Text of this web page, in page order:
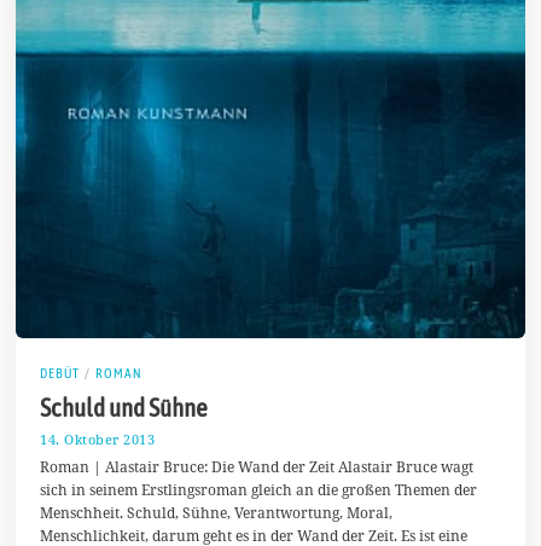
DEBÜT / ROMAN
Schuld und Sühne
14. Oktober 2013
.
D
e
z
Roman | Alastair Bruce: Die Wand der Zeit Alastair Bruce wagt
sich in seinem Erstlingsroman gleich an die großen Themen der
Menschheit. Schuld, Sühne, Verantwortung, Moral,
Menschlichkeit, darum geht es in der Wand der Zeit. Es ist eine